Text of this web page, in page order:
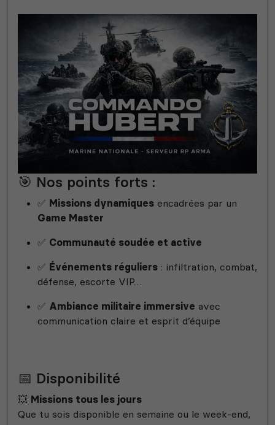
🎯 Nos points forts :
✅ Missions dynamiques encadrées par un
Game Master
✅ Communauté soudée et active
✅ Événements réguliers : infiltration, combat,
défense, escorte VIP…
✅ Ambiance militaire immersive avec
communication claire et esprit d’équipe
📅 Disponibilité
💥 Missions tous les jours
Que tu sois disponible en semaine ou le week-end,